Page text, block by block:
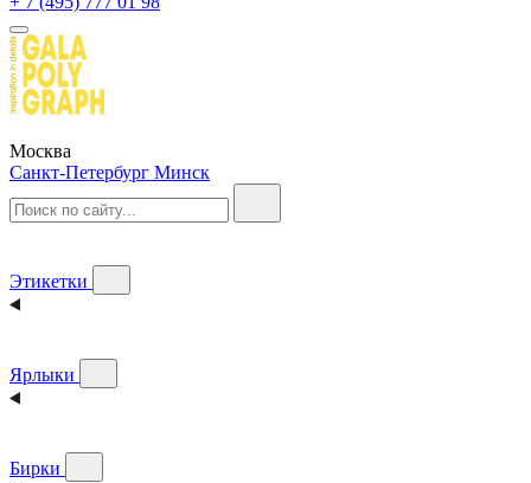
Москва
Санкт-Петербург Минск
Этикетки
Ярлыки
Бирки